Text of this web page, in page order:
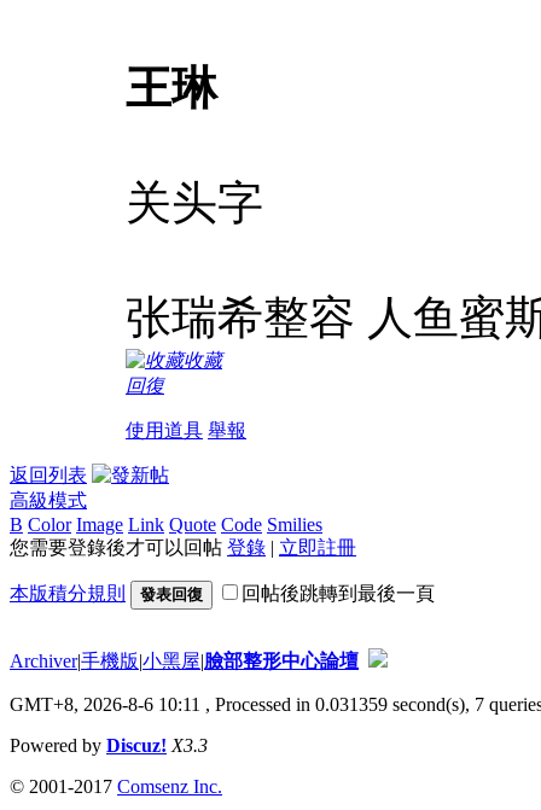
王琳
关头字
张瑞希整容 人鱼蜜
收藏
回復
使用道具 舉報
返回列表
高級模式
B Color Image Link Quote Code Smilies
您需要登錄後才可以回帖 登錄 | 立即註冊
本版積分規則 發表回復 回帖後跳轉到最後一頁
Archiver|手機版|小黑屋|臉部整形中心論壇
GMT+8, 2026-8-6 10:11 , Processed in 0.031359 second(s), 7
Powered by Discuz! X3.3
© 2001-2017 Comsenz Inc.